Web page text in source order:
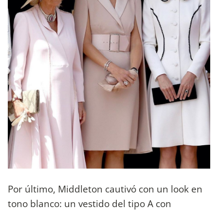
Por último, Middleton cautivó con un look en
tono blanco: un vestido del tipo A con